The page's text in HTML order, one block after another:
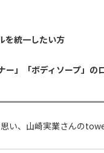
を統一したい方
ー」「ボディソープ」
い、山崎実業さんの